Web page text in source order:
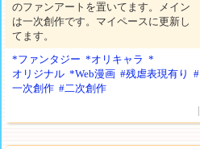
のファンアートを置いてます。メイン
は一次創作です。マイペースに更新し
てます。
*ファンタジー *オリキャラ *
オリジナル *Web漫画 #残虐表現有り
#
一次創作 #二次創作